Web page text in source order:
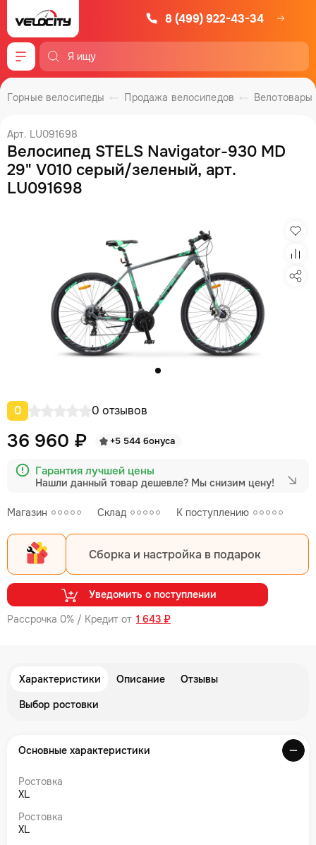
8 (499) 922-43-34
Меню
Велотовары
Продажа велосипедов
Горные велосипеды
Арт. LU091698
Велосипед STELS Navigator-930 MD
29" V010 серый/зеленый, арт.
LU091698
0 0 отзывов
Магазин Склад К поступлению
36 960 ₽ +5 544 бонуса
Гарантия лучшей цены
Нашли данный товар дешевле? Мы снизим цену!
Рассрочка 0% / Кредит от 1 643 ₽
Сборка и настройка в подарок
Уведомить о поступлении
Характеристики Описание
Отзывы
Выбор ростовки
Основные характеристики
Ростовка
XL
Ростовка
XL